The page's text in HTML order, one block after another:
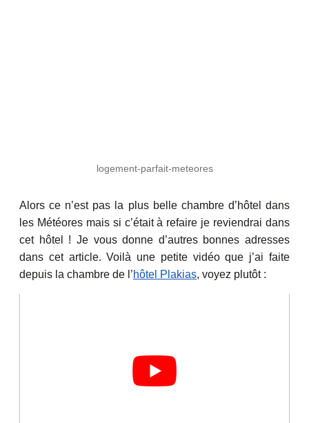
logement-parfait-meteores
Alors ce n’est pas la plus belle chambre d’hôtel dans
les Météores mais si c’était à refaire je reviendrai dans
cet hôtel ! Je vous donne d’autres bonnes adresses
dans cet article. Voilà une petite vidéo que j’ai faite
depuis la chambre de l’hôtel Plakias, voyez plutôt :